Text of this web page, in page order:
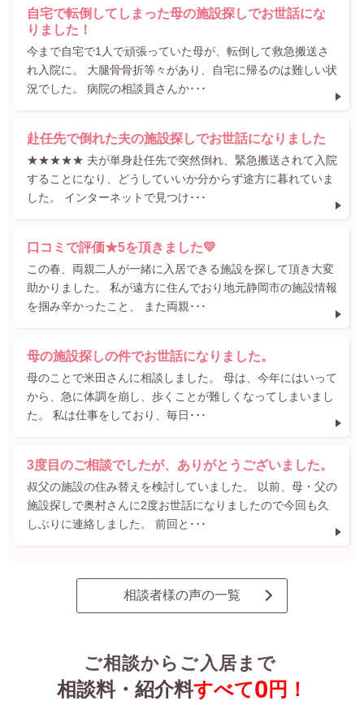
自宅で転倒してしまった母の施設探しでお世話にな
りました！
今まで自宅で1人で頑張っていた母が、転倒して救急搬送さ
れ入院に。 大腿骨骨折等々があり、自宅に帰るのは難しい状
況でした。 病院の相談員さんか･･･
赴任先で倒れた夫の施設探しでお世話になりました
★★★★★ 夫が単身赴任先で突然倒れ、緊急搬送されて入院
することになり、どうしていいか分からず途方に暮れていま
した。 インターネットで見つけ･･･
口コミで評価★5を頂きました💛
この春、両親二人が一緒に入居できる施設を探して頂き大変
助かりました。 私が遠方に住んでおり地元静岡市の施設情報
を掴み辛かったこと、 また両親･･･
母の施設探しの件でお世話になりました。
母のことで米田さんに相談しました。 母は、今年にはいって
から、急に体調を崩し、歩くことが難しくなってしまいまし
た。 私は仕事をしており、毎日･･･
3度目のご相談でしたが、ありがとうございました。
叔父の施設の住み替えを検討していました。 以前、母・父の
施設探しで奥村さんに2度お世話になりましたので今回も久
しぶりに連絡しました。 前回と･･･
相談者様の声の一覧
ご相談からご入居まで
相談料・紹介料すべて0 円！